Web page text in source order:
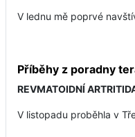
V lednu mě poprvé
Příběhy z poradny
REVMATOIDNÍ
V listopadu proběhla v